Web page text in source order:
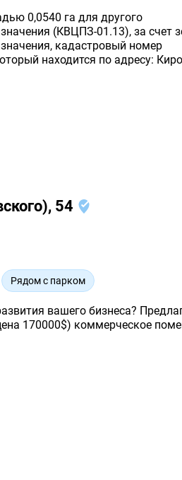
0,0540 га для другого
(КВЦПЗ-01.13), за счет
кадастровый номер
находится по адресу:
54
Рядом с парком
вашего бизнеса?
170000$) коммерческое